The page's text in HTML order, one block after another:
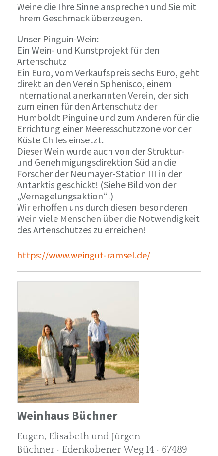
Weine die Ihre Sinne ansprechen und Sie mit
ihrem Geschmack überzeugen.
Unser Pinguin-Wein:
Ein Wein- und Kunstprojekt für den
Artenschutz
Ein Euro, vom Verkaufspreis sechs Euro, geht
direkt an den Verein Sphenisco, einem
international anerkannten Verein, der sich
zum einen für den Artenschutz der
Humboldt Pinguine und zum Anderen für die
Errichtung einer Meeresschutzzone vor der
Küste Chiles einsetzt.
Dieser Wein wurde auch von der Struktur-
und Genehmigungsdirektion Süd an die
Forscher der Neumayer-Station III in der
Antarktis geschickt! (Siehe Bild von der
„Vernagelungsaktion“!)
Wir erhoffen uns durch diesen besonderen
Wein viele Menschen über die Notwendigkeit
des Artenschutzes zu erreichen!
https://www.weingut-ramsel.de/
Weinhaus Büchner
Eugen, Elisabeth und Jürgen
Büchner · Edenkobener Weg 14 · 67489